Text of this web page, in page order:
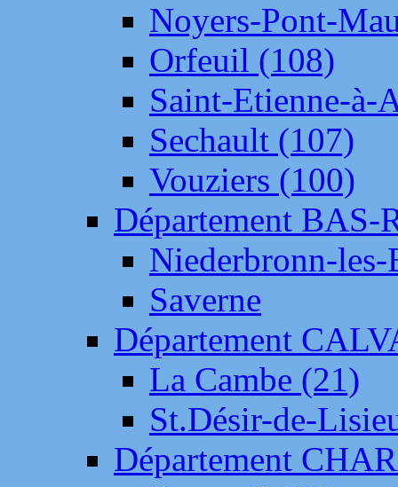
Noyers-Pont-
Orfeuil (108)
Saint-Etienne-à-
Sechault (107)
Vouziers (100)
Département BAS-
Niederbronn-
Saverne
Département
La Cambe (21)
St.Désir-de-
Département